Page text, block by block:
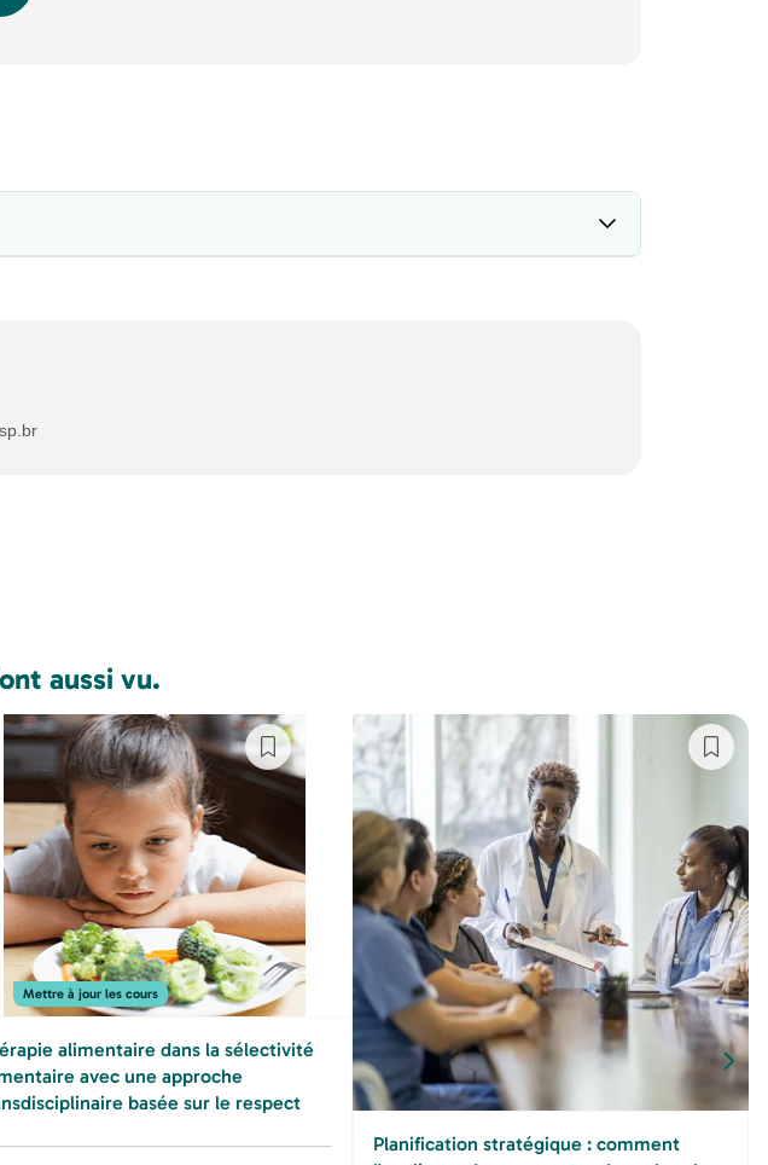
aussi vu.
Mettre à jour les cours
alimentaire dans la sélectivité
avec une approche
basée sur le respect
Planification stratégique : comment